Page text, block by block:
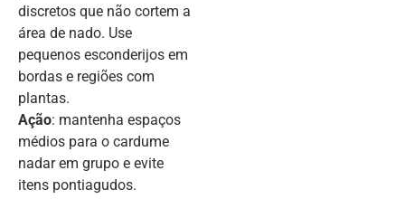
discretos que não cortem a
área de nado. Use
pequenos esconderijos em
bordas e regiões com
plantas.
Ação: mantenha espaços
médios para o cardume
nadar em grupo e evite
itens pontiagudos.